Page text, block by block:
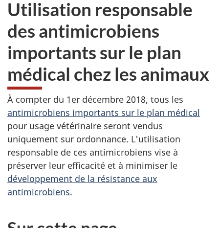
Utilisation responsable
des antimicrobiens
importants sur le plan
médical chez les animaux
À compter du 1er décembre 2018, tous les
antimicrobiens importants sur le plan médical
pour usage vétérinaire seront vendus
uniquement sur ordonnance. L'utilisation
responsable de ces antimicrobiens vise à
préserver leur efficacité et à minimiser le
développement de la résistance aux
antimicrobiens.